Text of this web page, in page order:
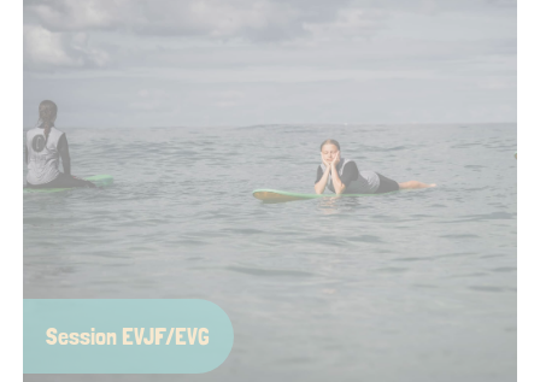
Team-building à l’horizontale, prise de recul les pieds dans
l’eau, ou pause bien méritée pendant un séminaire… Nos
sessions pros remettent un peu de soleil dans le planning.
On s’occupe de tout, vous venez juste avec votre bonne
humeur (et éventuell
Session EVJF/EVG